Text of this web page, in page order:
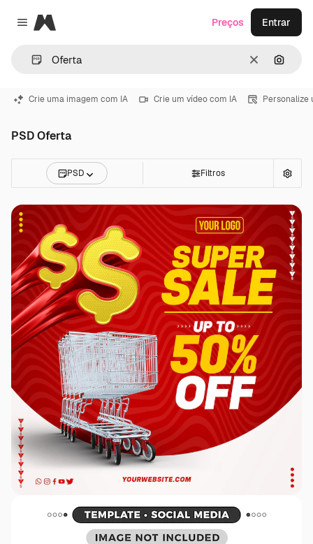
Close menu
Magnific
Limpar
Preços Entrar
Crie uma imagem com IA Crie um vídeo com IA Personalize
PSD Oferta
PSD Filtros